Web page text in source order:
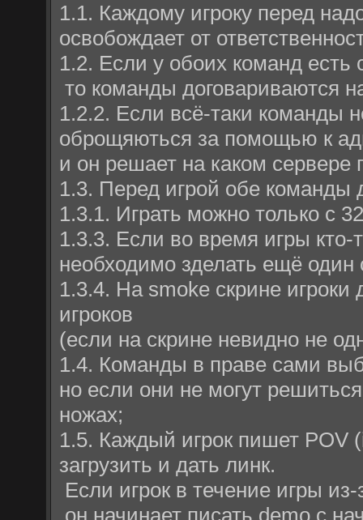
1.1. Каждому игроку перед
освобождает от
1.2. Если у обоих команд есть
то команды договариваются
1.2.2. Если всё-таки команды
оброщяються за помощью к
и он решает на каком сервере
1.3. Перед игрой обе команды
1.3.1. Играть можно только с
1.3.3. Если во время игры кто-
необходимо зделать ещё один
1.3.4. На smoke скрине
игроков
(если на скрине невидно не
1.4. Команды в праве сами
но если они не могут
ножах;
1.5. Каждый игрок пишет POV
загрузить и дать линк.
Если игрок в течение игры
он начинает писать demo с